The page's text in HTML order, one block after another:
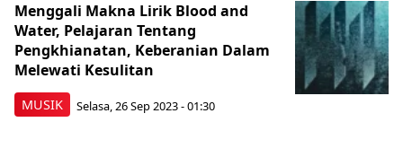
MUSIK
Menggali Makna Lirik Blood and
Water, Pelajaran Tentang
Pengkhianatan, Keberanian Dalam
Melewati Kesulitan
Selasa, 26 Sep 2023 - 01:30